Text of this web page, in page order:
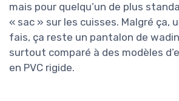
mais pour quelqu’un de plus
« sac » sur les cuisses. Malgré ça,
fais, ça reste un pantalon de
surtout comparé à des modèles
en PVC rigide.